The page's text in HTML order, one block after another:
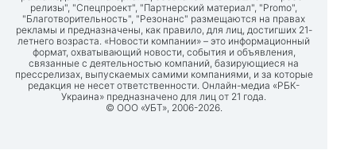
релизы", "Спецпроект", "Партнерский материал", "Promo",
"Благотворительность", "Резонанс" размещаются на правах
рекламы и предназначены, как правило, для лиц, достигших 21-
летнего возраста. «Новости компании» – это информационный
формат, охватывающий новости, события и объявления,
связанные с деятельностью компаний, базирующиеся на
прессрелизах, выпускаемых самими компаниями, и за которые
редакция не несет ответственности. Онлайн-медиа «РБК-
Украина» предназначено для лиц от 21 года.
© ООО «УБТ», 2006-2026.